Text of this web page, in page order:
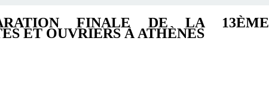
FINALE DE LA 13ÈME
ET OUVRIERS À ATHÈNES